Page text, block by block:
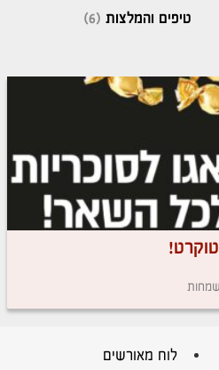
טיפים והמלצות (6)
לוח מאורשים